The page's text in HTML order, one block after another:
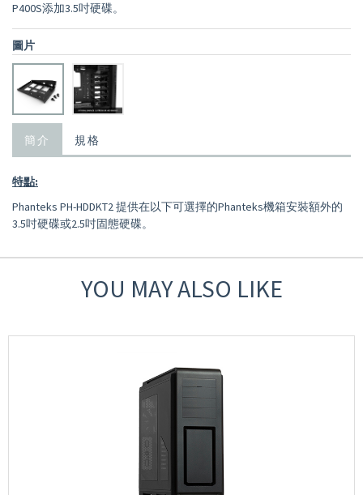
P400S添加3.5吋硬碟。
圖片
簡介 規格
特點:
Phanteks PH-HDDKT2 提供在以下可選擇的Phanteks機箱安裝額外的
3.5吋硬碟或2.5吋固態硬碟。
YOU MAY ALSO LIKE